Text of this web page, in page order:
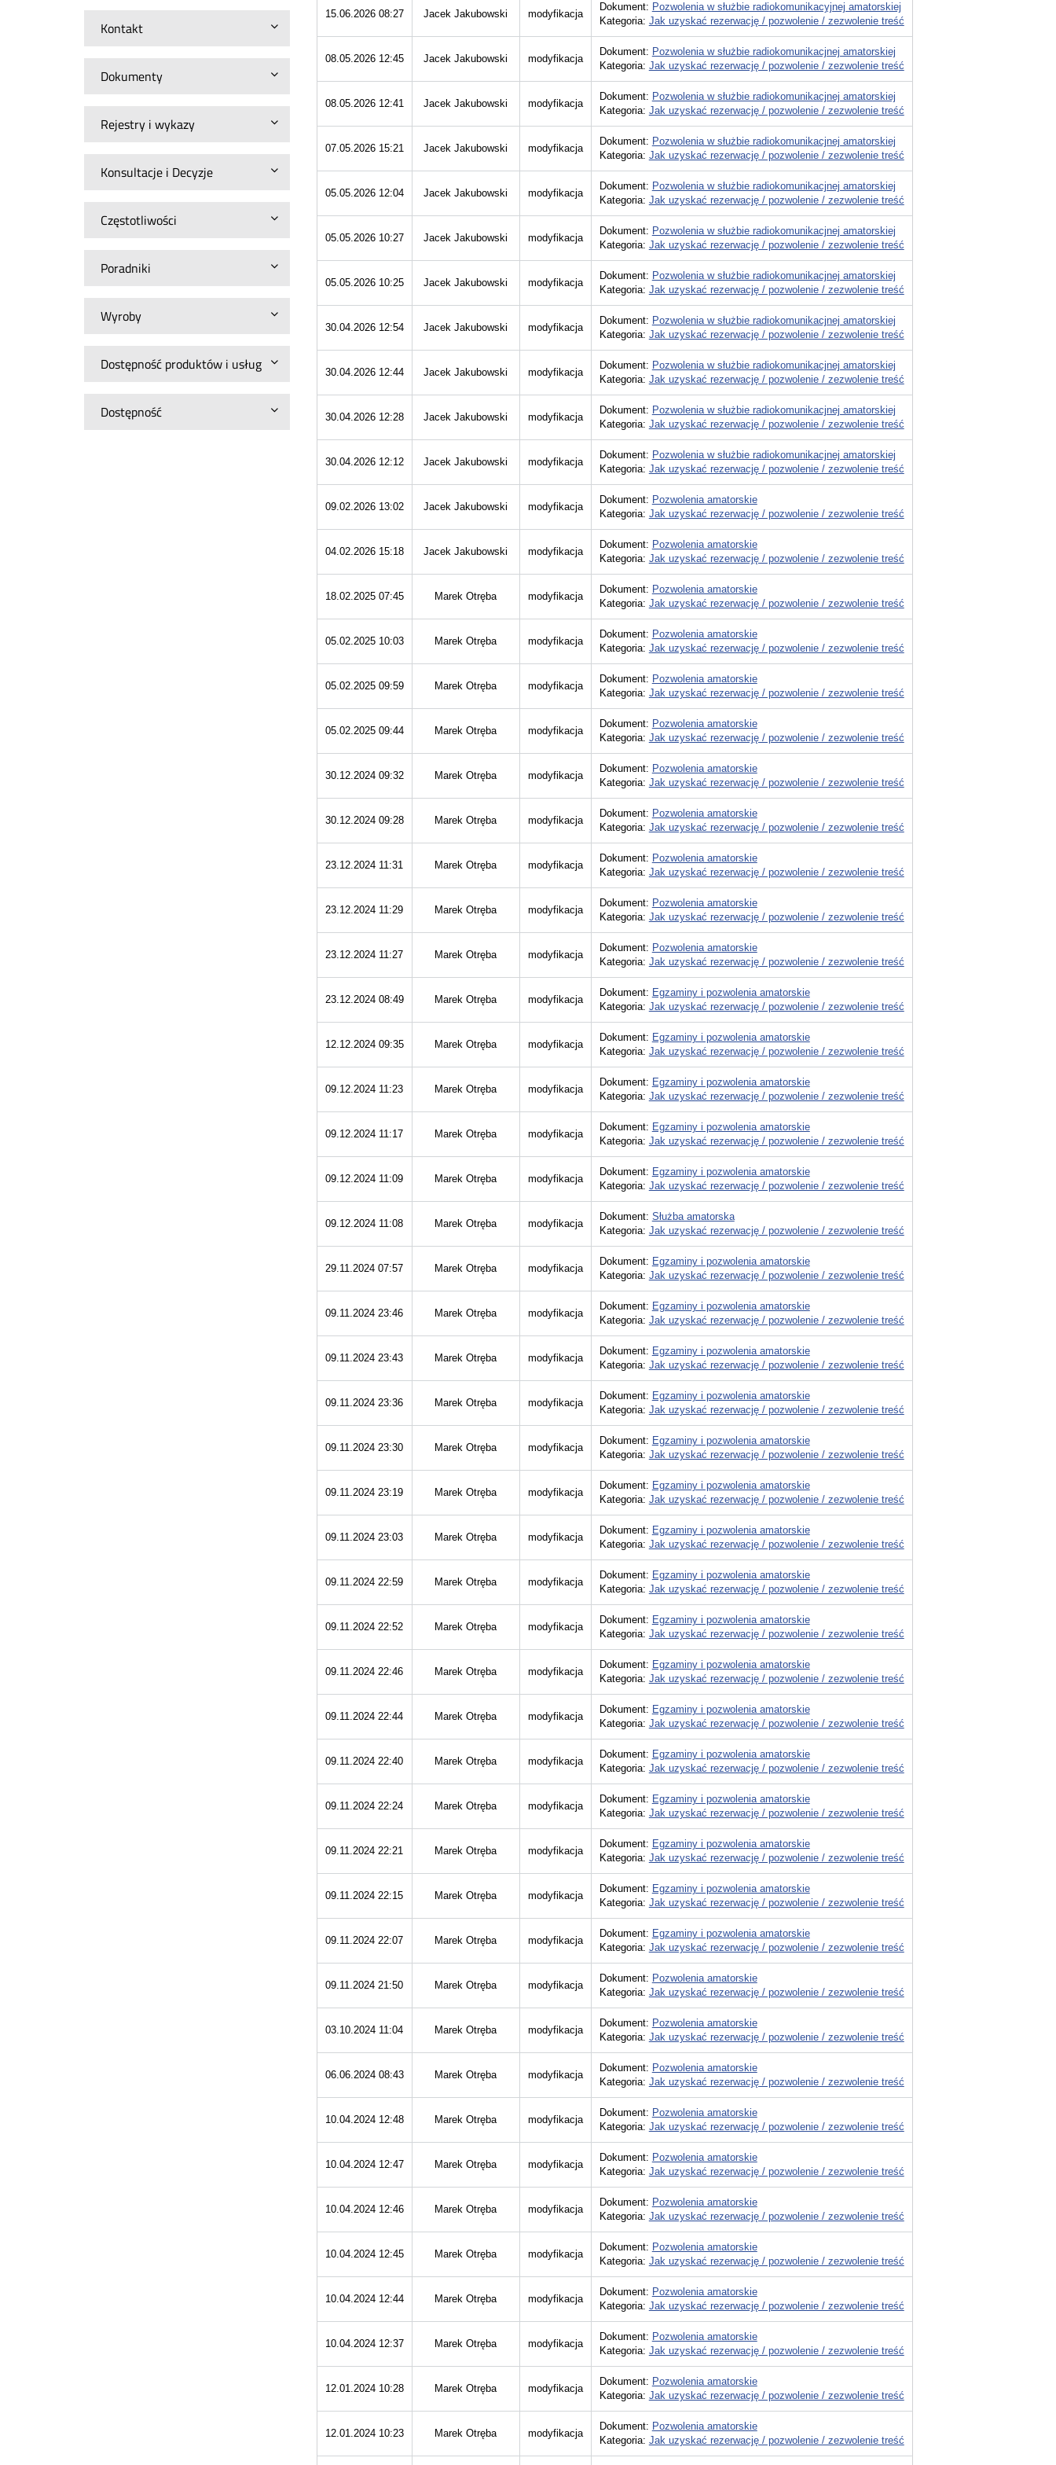
Kontakt
Dokumenty
Rejestry i wykazy
Konsultacje i Decyzje
Częstotliwości
Poradniki
Wyroby
Dostępność produktów i usług
Dostępność
15.06.2026 08:27 Jacek Jakubowski modyfikacja
Dokument: Pozwolenia w służbie radiokomunikacyjnej amatorskiej
Kategoria: Jak uzyskać rezerwację / pozwolenie / zezwolenie treść
08.05.2026 12:45 Jacek Jakubowski modyfikacja
Dokument: Pozwolenia w służbie radiokomunikacjnej amatorskiej
Kategoria: Jak uzyskać rezerwację / pozwolenie / zezwolenie treść
08.05.2026 12:41 Jacek Jakubowski modyfikacja
Dokument: Pozwolenia w służbie radiokomunikacjnej amatorskiej
Kategoria: Jak uzyskać rezerwację / pozwolenie / zezwolenie treść
07.05.2026 15:21 Jacek Jakubowski modyfikacja
Dokument: Pozwolenia w służbie radiokomunikacjnej amatorskiej
Kategoria: Jak uzyskać rezerwację / pozwolenie / zezwolenie treść
05.05.2026 12:04 Jacek Jakubowski modyfikacja
Dokument: Pozwolenia w służbie radiokomunikacjnej amatorskiej
Kategoria: Jak uzyskać rezerwację / pozwolenie / zezwolenie treść
05.05.2026 10:27 Jacek Jakubowski modyfikacja
Dokument: Pozwolenia w służbie radiokomunikacjnej amatorskiej
Kategoria: Jak uzyskać rezerwację / pozwolenie / zezwolenie treść
05.05.2026 10:25 Jacek Jakubowski modyfikacja
Dokument: Pozwolenia w służbie radiokomunikacjnej amatorskiej
Kategoria: Jak uzyskać rezerwację / pozwolenie / zezwolenie treść
30.04.2026 12:54 Jacek Jakubowski modyfikacja
Dokument: Pozwolenia w służbie radiokomunikacjnej amatorskiej
Kategoria: Jak uzyskać rezerwację / pozwolenie / zezwolenie treść
30.04.2026 12:44 Jacek Jakubowski modyfikacja
Dokument: Pozwolenia w służbie radiokomunikacjnej amatorskiej
Kategoria: Jak uzyskać rezerwację / pozwolenie / zezwolenie treść
30.04.2026 12:28 Jacek Jakubowski modyfikacja
Dokument: Pozwolenia w służbie radiokomunikacjnej amatorskiej
Kategoria: Jak uzyskać rezerwację / pozwolenie / zezwolenie treść
30.04.2026 12:12 Jacek Jakubowski modyfikacja
Dokument: Pozwolenia w służbie radiokomunikacjnej amatorskiej
Kategoria: Jak uzyskać rezerwację / pozwolenie / zezwolenie treść
09.02.2026 13:02 Jacek Jakubowski modyfikacja
Dokument: Pozwolenia amatorskie
Kategoria: Jak uzyskać rezerwację / pozwolenie / zezwolenie treść
04.02.2026 15:18 Jacek Jakubowski modyfikacja
Dokument: Pozwolenia amatorskie
Kategoria: Jak uzyskać rezerwację / pozwolenie / zezwolenie treść
18.02.2025 07:45 Marek Otręba modyfikacja
Dokument: Pozwolenia amatorskie
Kategoria: Jak uzyskać rezerwację / pozwolenie / zezwolenie treść
05.02.2025 10:03 Marek Otręba modyfikacja
Dokument: Pozwolenia amatorskie
Kategoria: Jak uzyskać rezerwację / pozwolenie / zezwolenie treść
05.02.2025 09:59 Marek Otręba modyfikacja
Dokument: Pozwolenia amatorskie
Kategoria: Jak uzyskać rezerwację / pozwolenie / zezwolenie treść
05.02.2025 09:44 Marek Otręba modyfikacja
Dokument: Pozwolenia amatorskie
Kategoria: Jak uzyskać rezerwację / pozwolenie / zezwolenie treść
30.12.2024 09:32 Marek Otręba modyfikacja
Dokument: Pozwolenia amatorskie
Kategoria: Jak uzyskać rezerwację / pozwolenie / zezwolenie treść
30.12.2024 09:28 Marek Otręba modyfikacja
Dokument: Pozwolenia amatorskie
Kategoria: Jak uzyskać rezerwację / pozwolenie / zezwolenie treść
23.12.2024 11:31 Marek Otręba modyfikacja
Dokument: Pozwolenia amatorskie
Kategoria: Jak uzyskać rezerwację / pozwolenie / zezwolenie treść
23.12.2024 11:29 Marek Otręba modyfikacja
Dokument: Pozwolenia amatorskie
Kategoria: Jak uzyskać rezerwację / pozwolenie / zezwolenie treść
23.12.2024 11:27 Marek Otręba modyfikacja
Dokument: Pozwolenia amatorskie
Kategoria: Jak uzyskać rezerwację / pozwolenie / zezwolenie treść
23.12.2024 08:49 Marek Otręba modyfikacja
Dokument: Egzaminy i pozwolenia amatorskie
Kategoria: Jak uzyskać rezerwację / pozwolenie / zezwolenie treść
12.12.2024 09:35 Marek Otręba modyfikacja
Dokument: Egzaminy i pozwolenia amatorskie
Kategoria: Jak uzyskać rezerwację / pozwolenie / zezwolenie treść
09.12.2024 11:23 Marek Otręba modyfikacja
Dokument: Egzaminy i pozwolenia amatorskie
Kategoria: Jak uzyskać rezerwację / pozwolenie / zezwolenie treść
09.12.2024 11:17 Marek Otręba modyfikacja
Dokument: Egzaminy i pozwolenia amatorskie
Kategoria: Jak uzyskać rezerwację / pozwolenie / zezwolenie treść
09.12.2024 11:09 Marek Otręba modyfikacja
Dokument: Egzaminy i pozwolenia amatorskie
Kategoria: Jak uzyskać rezerwację / pozwolenie / zezwolenie treść
09.12.2024 11:08 Marek Otręba modyfikacja
Dokument: Służba amatorska
Kategoria: Jak uzyskać rezerwację / pozwolenie / zezwolenie treść
29.11.2024 07:57 Marek Otręba modyfikacja
Dokument: Egzaminy i pozwolenia amatorskie
Kategoria: Jak uzyskać rezerwację / pozwolenie / zezwolenie treść
09.11.2024 23:46 Marek Otręba modyfikacja
Dokument: Egzaminy i pozwolenia amatorskie
Kategoria: Jak uzyskać rezerwację / pozwolenie / zezwolenie treść
09.11.2024 23:43 Marek Otręba modyfikacja
Dokument: Egzaminy i pozwolenia amatorskie
Kategoria: Jak uzyskać rezerwację / pozwolenie / zezwolenie treść
09.11.2024 23:36 Marek Otręba modyfikacja
Dokument: Egzaminy i pozwolenia amatorskie
Kategoria: Jak uzyskać rezerwację / pozwolenie / zezwolenie treść
09.11.2024 23:30 Marek Otręba modyfikacja
Dokument: Egzaminy i pozwolenia amatorskie
Kategoria: Jak uzyskać rezerwację / pozwolenie / zezwolenie treść
09.11.2024 23:19 Marek Otręba modyfikacja
Dokument: Egzaminy i pozwolenia amatorskie
Kategoria: Jak uzyskać rezerwację / pozwolenie / zezwolenie treść
09.11.2024 23:03 Marek Otręba modyfikacja
Dokument: Egzaminy i pozwolenia amatorskie
Kategoria: Jak uzyskać rezerwację / pozwolenie / zezwolenie treść
09.11.2024 22:59 Marek Otręba modyfikacja
Dokument: Egzaminy i pozwolenia amatorskie
Kategoria: Jak uzyskać rezerwację / pozwolenie / zezwolenie treść
09.11.2024 22:52 Marek Otręba modyfikacja
Dokument: Egzaminy i pozwolenia amatorskie
Kategoria: Jak uzyskać rezerwację / pozwolenie / zezwolenie treść
09.11.2024 22:46 Marek Otręba modyfikacja
Dokument: Egzaminy i pozwolenia amatorskie
Kategoria: Jak uzyskać rezerwację / pozwolenie / zezwolenie treść
09.11.2024 22:44 Marek Otręba modyfikacja
Dokument: Egzaminy i pozwolenia amatorskie
Kategoria: Jak uzyskać rezerwację / pozwolenie / zezwolenie treść
09.11.2024 22:40 Marek Otręba modyfikacja
Dokument: Egzaminy i pozwolenia amatorskie
Kategoria: Jak uzyskać rezerwację / pozwolenie / zezwolenie treść
09.11.2024 22:24 Marek Otręba modyfikacja
Dokument: Egzaminy i pozwolenia amatorskie
Kategoria: Jak uzyskać rezerwację / pozwolenie / zezwolenie treść
09.11.2024 22:21 Marek Otręba modyfikacja
Dokument: Egzaminy i pozwolenia amatorskie
Kategoria: Jak uzyskać rezerwację / pozwolenie / zezwolenie treść
09.11.2024 22:15 Marek Otręba modyfikacja
Dokument: Egzaminy i pozwolenia amatorskie
Kategoria: Jak uzyskać rezerwację / pozwolenie / zezwolenie treść
09.11.2024 22:07 Marek Otręba modyfikacja
Dokument: Egzaminy i pozwolenia amatorskie
Kategoria: Jak uzyskać rezerwację / pozwolenie / zezwolenie treść
09.11.2024 21:50 Marek Otręba modyfikacja
Dokument: Pozwolenia amatorskie
Kategoria: Jak uzyskać rezerwację / pozwolenie / zezwolenie treść
03.10.2024 11:04 Marek Otręba modyfikacja
Dokument: Pozwolenia amatorskie
Kategoria: Jak uzyskać rezerwację / pozwolenie / zezwolenie treść
06.06.2024 08:43 Marek Otręba modyfikacja
Dokument: Pozwolenia amatorskie
Kategoria: Jak uzyskać rezerwację / pozwolenie / zezwolenie treść
10.04.2024 12:48 Marek Otręba modyfikacja
Dokument: Pozwolenia amatorskie
Kategoria: Jak uzyskać rezerwację / pozwolenie / zezwolenie treść
10.04.2024 12:47 Marek Otręba modyfikacja
Dokument: Pozwolenia amatorskie
Kategoria: Jak uzyskać rezerwację / pozwolenie / zezwolenie treść
10.04.2024 12:46 Marek Otręba modyfikacja
Dokument: Pozwolenia amatorskie
Kategoria: Jak uzyskać rezerwację / pozwolenie / zezwolenie treść
10.04.2024 12:45 Marek Otręba modyfikacja
Dokument: Pozwolenia amatorskie
Kategoria: Jak uzyskać rezerwację / pozwolenie / zezwolenie treść
10.04.2024 12:44 Marek Otręba modyfikacja
Dokument: Pozwolenia amatorskie
Kategoria: Jak uzyskać rezerwację / pozwolenie / zezwolenie treść
10.04.2024 12:37 Marek Otręba modyfikacja
Dokument: Pozwolenia amatorskie
Kategoria: Jak uzyskać rezerwację / pozwolenie / zezwolenie treść
12.01.2024 10:28 Marek Otręba modyfikacja
Dokument: Pozwolenia amatorskie
Kategoria: Jak uzyskać rezerwację / pozwolenie / zezwolenie treść
12.01.2024 10:23 Marek Otręba modyfikacja
Dokument: Pozwolenia amatorskie
Kategoria: Jak uzyskać rezerwację / pozwolenie / zezwolenie treść